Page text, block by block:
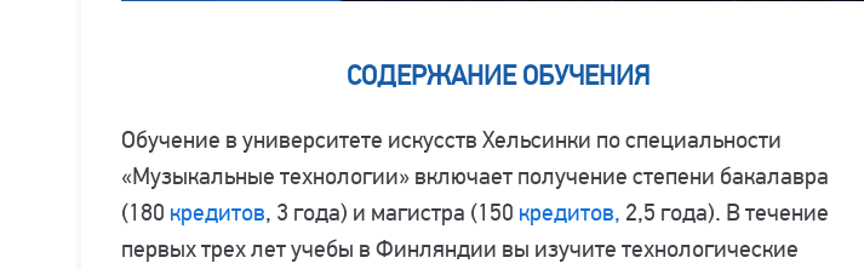
СОДЕРЖАНИЕ ОБУЧЕНИЯ
Обучение в университете искусств Хельсинки по специальности
«Музыкальные технологии» включает получение степени бакалавра
(180 кредитов, 3 года) и магистра (150 кредитов, 2,5 года). В течение
первых трех лет учебы в Финляндии вы изучите технологические